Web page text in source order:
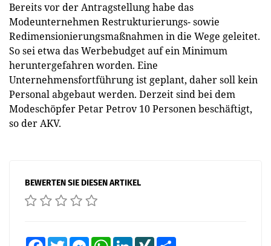
Bereits vor der Antragstellung habe das
Modeunternehmen Restrukturierungs- sowie
Redimensionierungsmaßnahmen in die Wege geleitet.
So sei etwa das Werbebudget auf ein Minimum
heruntergefahren worden. Eine
Unternehmensfortführung ist geplant, daher soll kein
Personal abgebaut werden. Derzeit sind bei dem
Modeschöpfer Petar Petrov 10 Personen beschäftigt,
so der AKV.
BEWERTEN SIE DIESEN ARTIKEL
FacebookTwitter MessengerWhatsAppLinkedInXING